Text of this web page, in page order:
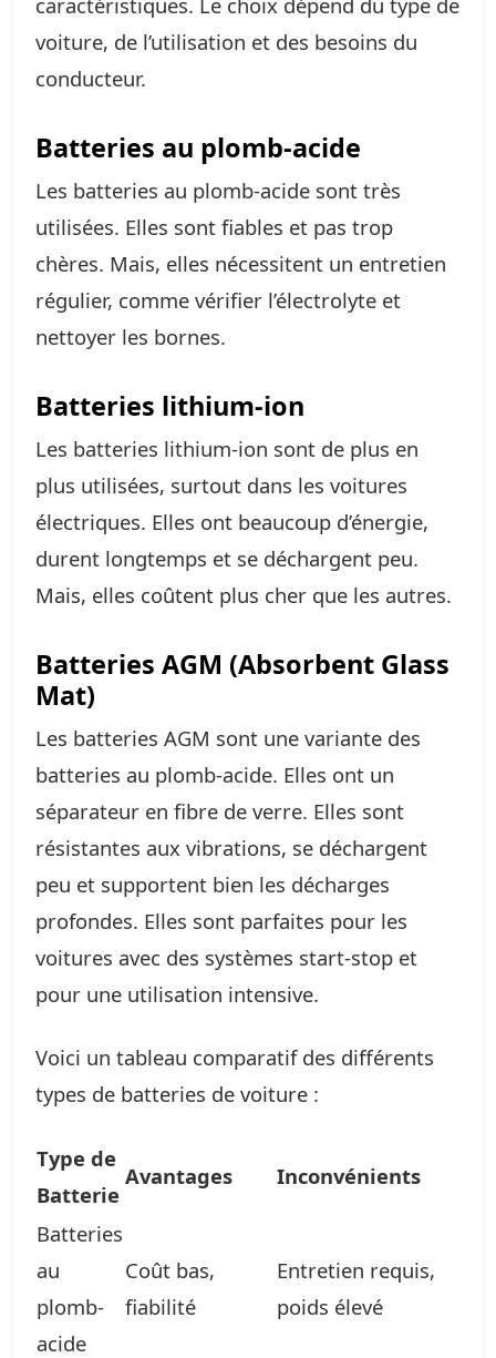
voiture, de l’utilisation et des besoins du
conducteur.
Batteries au plomb-acide
Les batteries au plomb-acide sont très
utilisées. Elles sont fiables et pas trop
chères. Mais, elles nécessitent un entretien
régulier, comme vérifier l’électrolyte et
nettoyer les bornes.
Batteries lithium-ion
Les batteries lithium-ion sont de plus en
plus utilisées, surtout dans les voitures
électriques. Elles ont beaucoup d’énergie,
durent longtemps et se déchargent peu.
Mais, elles coûtent plus cher que les autres.
Batteries AGM (Absorbent Glass
Mat)
Les batteries AGM sont une variante des
batteries au plomb-acide. Elles ont un
séparateur en fibre de verre. Elles sont
résistantes aux vibrations, se déchargent
peu et supportent bien les décharges
profondes. Elles sont parfaites pour les
voitures avec des systèmes start-stop et
pour une utilisation intensive.
Voici un tableau comparatif des différents
types de batteries de voiture :
Type de
Batterie
Avantages Inconvénients
Batteries
au
plomb-
acide
Coût bas,
fiabilité
Entretien requis,
poids élevé